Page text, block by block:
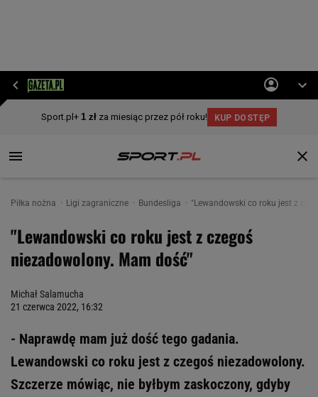
Piłka nożna Ligi zagraniczne Bundesliga "Lewandowski co roku jest z
"Lewandowski co roku jest z czegoś
niezadowolony. Mam dość"
Michał Salamucha
21 czerwca 2022, 16:32
- Naprawdę mam już dość tego gadania.
Lewandowski co roku jest z czegoś niezadowolony.
Szczerze mówiąc, nie byłbym zaskoczony, gdyby